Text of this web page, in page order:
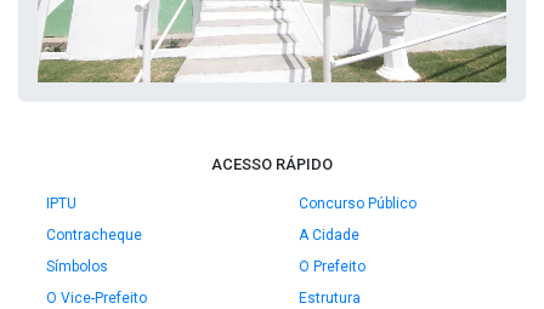
ACESSO RÁPIDO
IPTU
Concurso Público
Contracheque
A Cidade
Símbolos
O Prefeito
O Vice-Prefeito
Estrutura